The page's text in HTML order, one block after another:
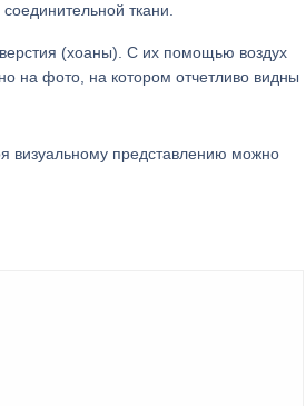
ткани.
(хоаны). С их помощью воздух
на фото, на котором отчетливо видны
визуальному представлению можно